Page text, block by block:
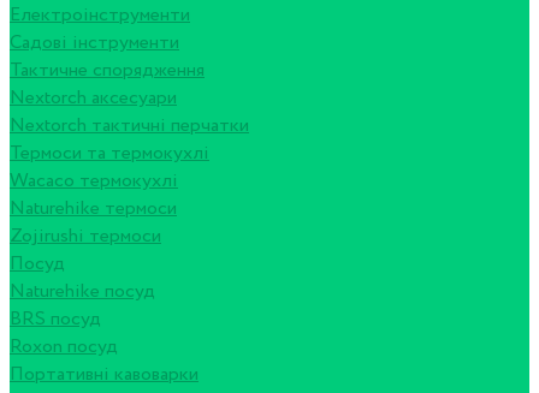
Електроінструменти
Садові інструменти
Тактичне спорядження
Nextorch аксесуари
Nextorch тактичні перчатки
Термоси та термокухлі
Wacaco термокухлі
Naturehike термоси
Zojirushi термоси
Посуд
Naturehike посуд
BRS посуд
Roxon посуд
Портативні кавоварки